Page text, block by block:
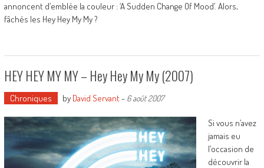
annoncent d’emblée la couleur : ‘A Sudden Change Of Mood’. Alors,
fâchés les Hey Hey My My ?
HEY HEY MY MY – Hey Hey My My (2007)
Chroniques by David Servant- 6 août 2007
Si vous n’avez
jamais eu
l’occasion de
découvrir la